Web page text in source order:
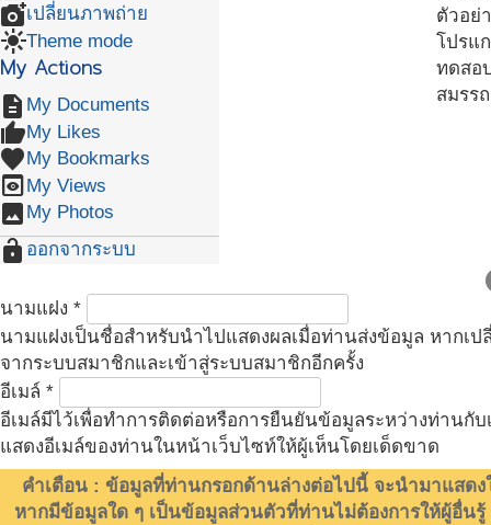
ตัวอย่
โปรแ
ทดสอ
สมรร
add_a_photoเปลี่ยนภาพถ่าย
light_mode>Theme mode
My Actions
description My Documents
thumb_up_altMy Likes
favoriteMy Bookmarks
previewMy Views
image My Photos
lock_open ออกจากระบบ
นามแฝง *
นามแฝงเป็นชื่อสำหรับนำไปแสดงผลเมื่อท่านส่งข้อมูล หากเ
จากระบบสมาชิกและเข้าสู่ระบบสมาชิกอีกครั้ง
อีเมล์ *
อีเมล์มีไว้เพื่อทำการติดต่อหรือการยืนยันข้อมูลระหว่างท่านกั
แสดงอีเมล์ของท่านในหน้าเว็บไซท์ให้ผู้เห็นโดยเด็ดขาด
คำเตือน : ข้อมูลที่ท่านกรอกด้านล่างต่อไปนี้ จะนำมาแสดง
หากมีข้อมูลใด ๆ เป็นข้อมูลส่วนตัวที่ท่านไม่ต้องการให้ผู้อื่น